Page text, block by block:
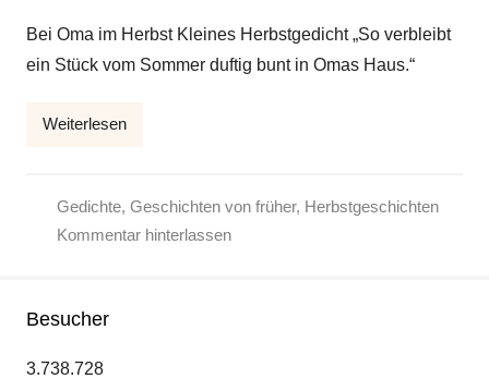
n
E
Bei Oma im Herbst Kleines Herbstgedicht „So verbleibt
ein Stück vom Sommer duftig bunt in Omas Haus.“
Weiterlesen
Gedichte, Geschichten von früher, Herbstgeschichten
Kommentar hinterlassen
Besucher
3.738.728